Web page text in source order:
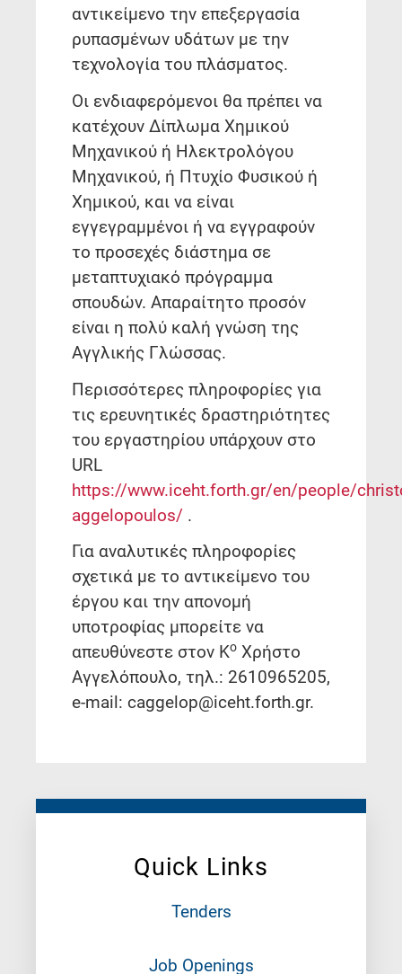
Quick Links
Tenders
Job Openings
αντικείμενο την επεξεργασία
ρυπασμένων υδάτων με την
τεχνολογία του πλάσματος.
Οι ενδιαφερόμενοι θα πρέπει να
κατέχουν Δίπλωμα Χημικού
Μηχανικού ή Ηλεκτρολόγου
Μηχανικού, ή Πτυχίο Φυσικού ή
Χημικού, και να είναι
εγγεγραμμένοι ή να εγγραφούν
το προσεχές διάστημα σε
μεταπτυχιακό πρόγραμμα
σπουδών. Απαραίτητο προσόν
είναι η πολύ καλή γνώση της
Αγγλικής Γλώσσας.
Περισσότερες πληροφορίες για
τις ερευνητικές δραστηριότητες
του εργαστηρίου υπάρχουν στο
URL
https://www.iceht.forth.gr/en/people/
aggelopoulos/ .
Για αναλυτικές πληροφορίες
σχετικά με το αντικείμενο του
έργου και την απονομή
υποτροφίας μπορείτε να
απευθύνεστε στον Κο Χρήστο
Αγγελόπουλο, τηλ.: 2610965205,
e-mail: caggelop@iceht.forth.gr.